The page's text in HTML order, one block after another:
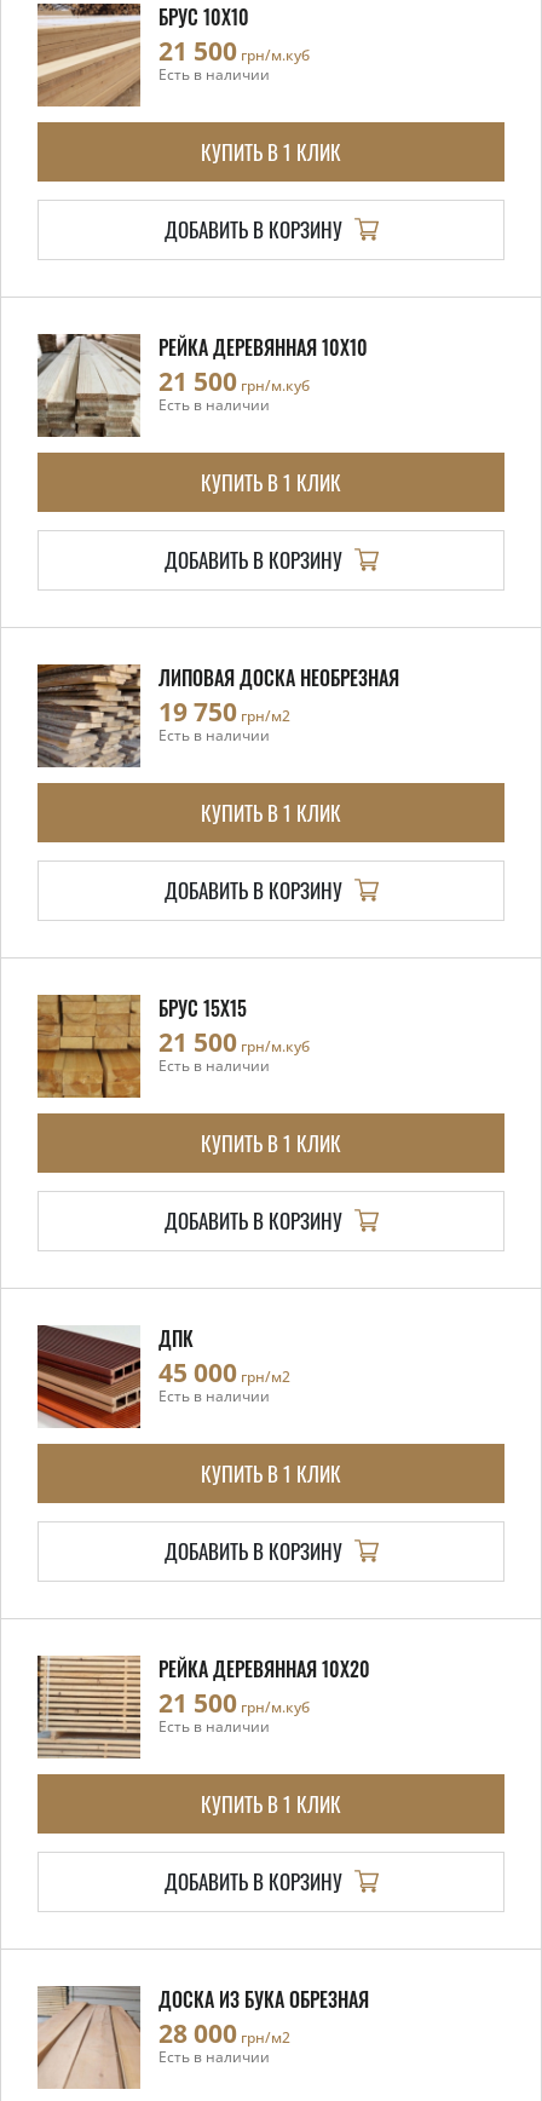
БРУС 10Х10
21 500 грн/м.куб
Есть в наличии
КУПИТЬ В 1 КЛИК
ДОБАВИТЬ В КОРЗИНУ
РЕЙКА ДЕРЕВЯННАЯ 10X10
21 500 грн/м.куб
Есть в наличии
КУПИТЬ В 1 КЛИК
ДОБАВИТЬ В КОРЗИНУ
ЛИПОВАЯ ДОСКА НЕОБРЕЗНАЯ
19 750 грн/м2
Есть в наличии
КУПИТЬ В 1 КЛИК
ДОБАВИТЬ В КОРЗИНУ
БРУС 15X15
21 500 грн/м.куб
Есть в наличии
КУПИТЬ В 1 КЛИК
ДОБАВИТЬ В КОРЗИНУ
ДПК
45 000 грн/м2
Есть в наличии
КУПИТЬ В 1 КЛИК
ДОБАВИТЬ В КОРЗИНУ
РЕЙКА ДЕРЕВЯННАЯ 10X20
21 500 грн/м.куб
Есть в наличии
КУПИТЬ В 1 КЛИК
ДОБАВИТЬ В КОРЗИНУ
ДОСКА ИЗ БУКА ОБРЕЗНАЯ
28 000 грн/м2
Есть в наличии